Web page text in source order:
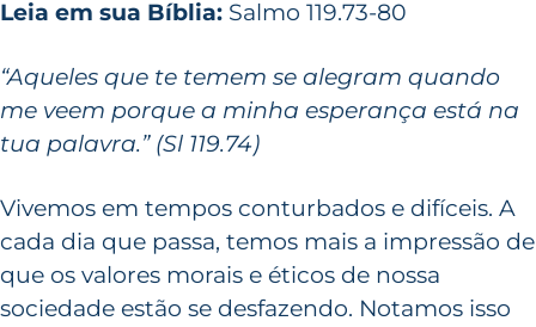
Leia em sua Bíblia: Salmo 119.73-80
“Aqueles que te temem se alegram quando
me veem porque a minha esperança está na
tua palavra.” (Sl 119.74)
Vivemos em tempos conturbados e difíceis. A
cada dia que passa, temos mais a impressão de
que os valores morais e éticos de nossa
sociedade estão se desfazendo. Notamos isso